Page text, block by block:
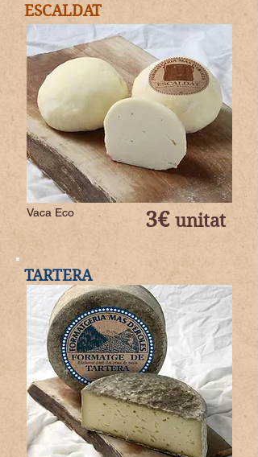
ESCALDAT
Vaca Eco 3€ unitat
TARTERA